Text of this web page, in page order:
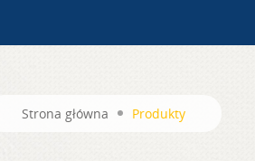
Strona główna Produkty